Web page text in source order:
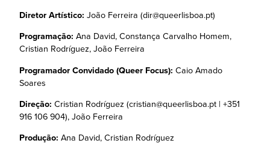
Diretor Artístico: João Ferreira (dir@queerlisboa.pt)
Programação: Ana David, Constança Carvalho Homem,
Cristian Rodríguez, João Ferreira
Programador Convidado (Queer Focus): Caio Amado
Soares
Direção: Cristian Rodríguez (cristian@queerlisboa.pt | +351
916 106 904), João Ferreira
Produção: Ana David, Cristian Rodríguez